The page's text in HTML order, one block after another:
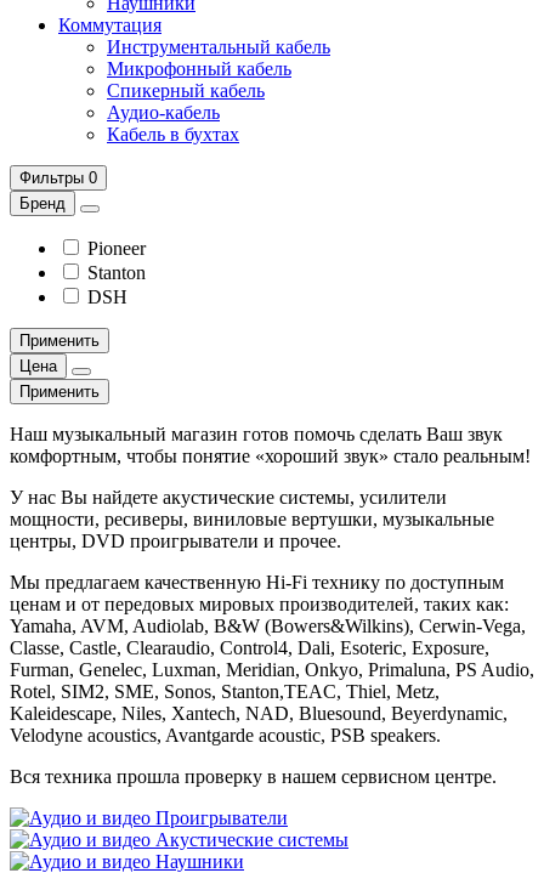
Коммутация
Инструментальный кабель
Микрофонный кабель
Спикерный кабель
Аудио-кабель
Кабель в бухтах
Фильтры 0
Бренд
Pioneer
Stanton
DSH
Применить
Цена
Применить
Наш музыкальный магазин готов помочь сделать Ваш звук
комфортным, чтобы понятие «хороший звук» стало реальным!
У нас Вы найдете акустические системы, усилители
мощности, ресиверы, виниловые вертушки, музыкальные
центры, DVD проигрыватели и прочее.
Мы предлагаем качественную Hi-Fi технику по доступным
ценам и от передовых мировых производителей, таких как:
Yamaha, AVM, Audiolab, B&W (Bowers&Wilkins), Cerwin-Vega,
Classe, Castle, Clearaudio, Control4, Dali, Esoteric, Exposure,
Furman, Genelec, Luxman, Meridian, Onkyo, Primaluna, PS Audio,
Rotel, SIM2, SME, Sonos, Stanton,TEAC, Thiel, Metz,
Kaleidescape, Niles, Xantech, NAD, Bluesound, Beyerdynamic,
Velodyne acoustics, Avantgarde acoustic, PSB speakers.
Вся техника прошла проверку в нашем сервисном центре.
Проигрыватели
Акустические системы
Наушники